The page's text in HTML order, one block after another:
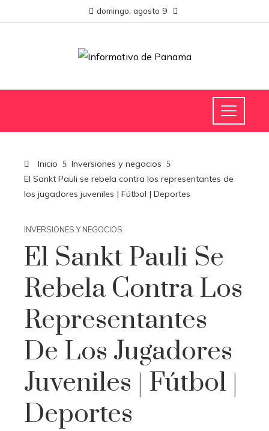
domingo, agosto 9
Inicio
Inversiones y negocios
El Sankt Pauli se rebela contra los representantes de
los jugadores juveniles | Fútbol | Deportes
INVERSIONES Y NEGOCIOS
El Sankt Pauli Se
Rebela Contra Los
Representantes
De Los Jugadores
Juveniles | Fútbol |
Deportes